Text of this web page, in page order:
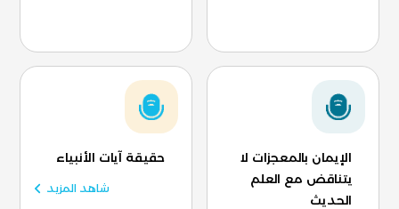
الإيمان بالمعجزات لا
يتناقض مع العلم
الحديث
حقيقة آيات الأنبياء
شاهد المزيد